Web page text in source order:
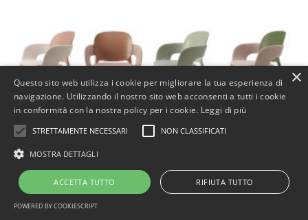

MENU
shopping_cart  search
×
Questo sito web utilizza i cookie per migliorare la tua esperienza di
navigazione. Utilizzando il nostro sito web acconsenti a tutti i cookie
in conformità con la nostra policy per i cookie. Leggi di più
STRETTAMENTE NECESSARI NON CLASSIFICATI
MOSTRA DETTAGLI
ACCETTA TUTTO RIFIUTA TUTTO
POWERED BY COOKIESCRIPT